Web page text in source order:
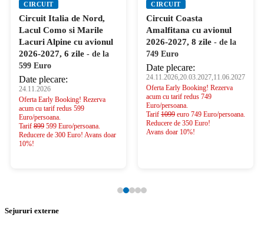
CIRCUIT
Circuit Italia de Nord,
Lacul Como si Marile
Lacuri Alpine cu avionul
2026-2027, 6 zile - de la
599 Euro
Date plecare:
24.11.2026
Oferta Early Booking! Rezerva
acum cu tarif redus 599
Euro/persoana.
Tarif 899 599 Euro/persoana.
Reducere de 300 Euro! Avans doar
10%!
CIRCUIT
Circuit Coasta
Amalfitana cu avionul
2026-2027, 8 zile - de la
749 Euro
Date plecare:
24.11.2026,20.03.2027,11.06.2027
Oferta Early Booking! Rezerva
acum cu tarif redus 749
Euro/persoana.
Tarif 1099 euro 749 Euro/persoana.
Reducere de 350 Euro!
Avans doar 10%!
Sejururi externe